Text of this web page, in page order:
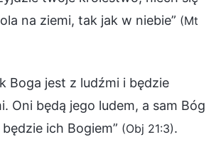
na ziemi, tak jak w niebie” (Mt
Boga jest z ludźmi i będzie
Oni będą jego ludem, a sam Bóg
ich Bogiem” (Obj 21:3).